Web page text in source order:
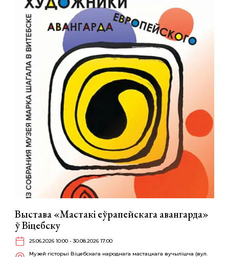
Выстава «Мастакі еўрапейскага авангарда»
ў Віцебску
25.06.2026 10:00 - 30.08.2026 17:00
Музей гісторыі Віцебскага народнага мастацкага вучылішча (вул.